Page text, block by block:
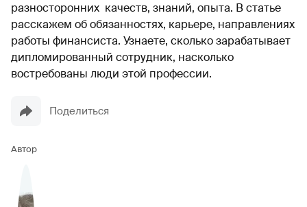
разносторонних качеств, знаний, опыта. В статье
расскажем об обязанностях, карьере, направлениях
работы финансиста. Узнаете, сколько зарабатывает
дипломированный сотрудник, насколько
востребованы люди этой профессии.
Поделиться
Автор